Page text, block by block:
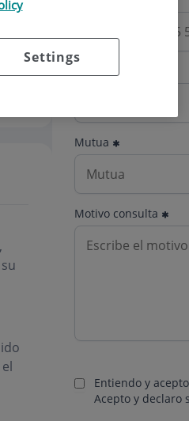
Mutua
Motivo consulta
Entiendo y
Acepto y declaro
Settings